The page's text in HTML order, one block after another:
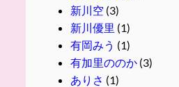
新川空 (3)
新川優里 (1)
有岡みう (1)
有加里ののか(3)
ありさ (1)